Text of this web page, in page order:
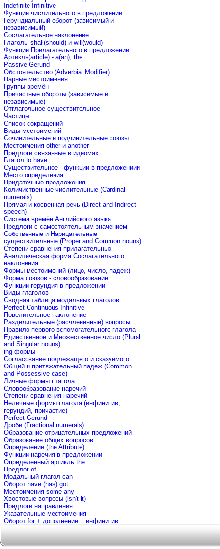
Indefinite Infinitive
Функции числительного в предложении
Герундиальный оборот (зависимый и
независимый)
Сослагательное наклонение
Глаголы shall(should) и will(would)
Функции Прилагательного в предложении
Артикль(article) - a(an), the.
Passive Gerund
Обстоятельство (Adverbial Modifier)
Парные местоимения
Группы времён
Причастные обороты (зависимые и
независимые)
Отглагольное существительное
Частицы
Список сокращений
Виды местоимений
Сочинительные и подчинительные союзы
Местоимения other и another
Предлоги связанные в идеомах
Глагол to have
Существительное - функции в предложениии
Место определения
Придаточные предложения
Количиственные числительные (Cardinal
numerals)
Прямая и косвенная речь (Direct and Indirect
speech)
Система времён Английского языка
Предлоги с самостоятельным значением
Собственные и Нарицательные
cуществительные (Proper and Common nouns)
Степени сравнения прилагательных
Аналитическая форма Сослагательного
наклонения
Формы местоимений (лицо, число, падеж)
Форма союзов - словообразование
Функции герундия в предложении
Виды глаголов
Сводная таблица модальных глаголов
Perfect Continuous Infinitive
Повелительное наклонение
Разделительные (расчленённые) вопросы
Правило первого вспомогательного глагола
Единственное и Множественное число (Plural
and Singular nouns)
ing-формы
Согласование подлежащего и сказуемого
Общий и притяжательный падеж (Common
and Possessive case)
Личные формы глагола
Словообразование наречий
Степени сравнения наречий
Неличные формы глагола (инфинитив,
герундий, причастие)
Perfect Gerund
Дроби (Fractional numerals)
Образование отрицательных предложений
Образование общих вопросов
Определение (the Attribute)
Функции наречия в предложении
Определенный артикль the
Предлог of
Mодальный глагол can
Оборот have (has) got
Местоимения some any
Хвостовые вопросы (isn't it)
Предлоги направления
Указательные местоимения
Оборот for + дополнение + инфинитив